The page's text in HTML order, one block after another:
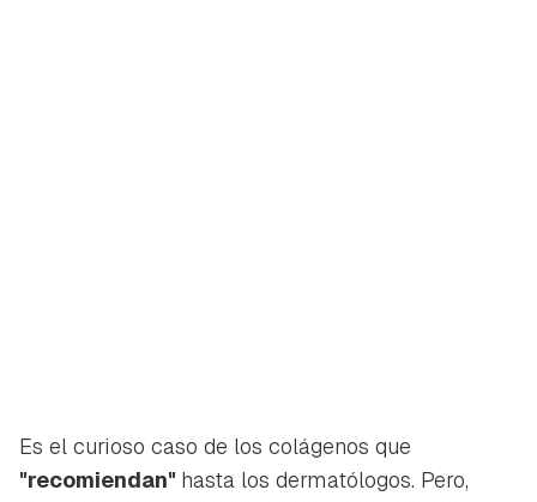
Es el curioso caso de los colágenos que
"recomiendan" hasta los dermatólogos. Pero,